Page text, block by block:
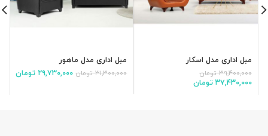
مبل اداری مدل اسکار
۳۹,۴۰۰,۰۰۰ تومان
۳۷,۴۳۰,۰۰۰ تومان
مبل اداری مدل ماهور
۳۱,۳۰۰,۰۰۰ تومان ۲۹,۷۳۰,۰۰۰ تومان